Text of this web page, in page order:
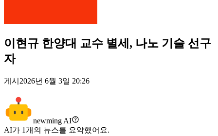
이현규 한양대 교수 별세, 나노 기술 선구
자
게시 2026년 6월 3일 20:26
newming AI
AI가 1개의 뉴스를 요약했어요.